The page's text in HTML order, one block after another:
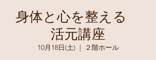
身体と心を整える
活元講座
10月18日(土)
  |
２階ホール